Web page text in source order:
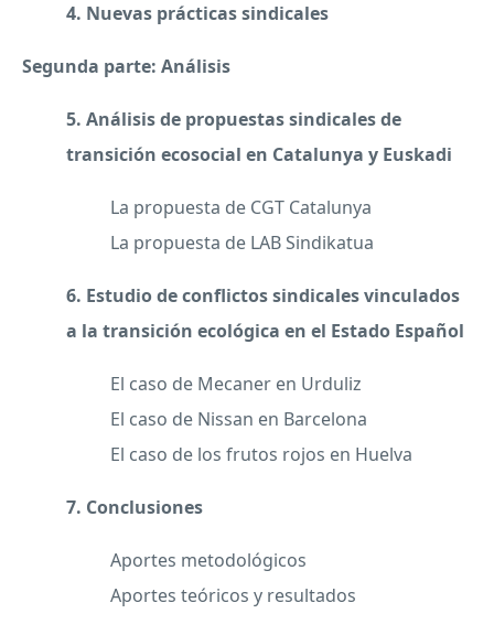
4. Nuevas prácticas sindicales
Segunda parte: Análisis
5. Análisis de propuestas sindicales de
transición ecosocial en Catalunya y Euskadi
La propuesta de CGT Catalunya
La propuesta de LAB Sindikatua
6. Estudio de conflictos sindicales vinculados
a la transición ecológica en el Estado Español
El caso de Mecaner en Urduliz
El caso de Nissan en Barcelona
El caso de los frutos rojos en Huelva
7. Conclusiones
Aportes metodológicos
Aportes teóricos y resultados